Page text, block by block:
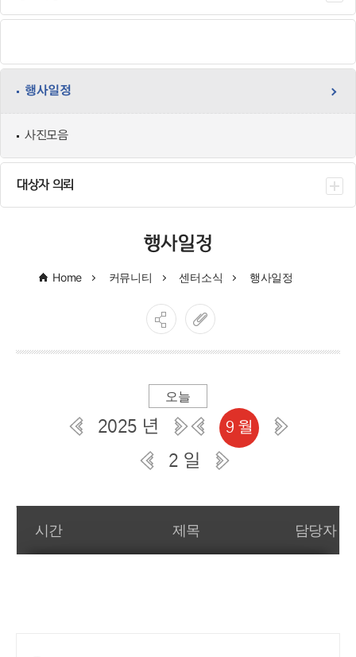
행사일정
사진모음
대상자 의뢰
행사일정
Home 커뮤니티 센터소식 행사일정
오늘
2025 년 9 월
2 일
일간 부서일정관리
시간 제목 담당자